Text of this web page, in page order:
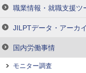
職業情報・就職支援ツ
JILPTデータ・アーカ
国内労働事情
モニター調査